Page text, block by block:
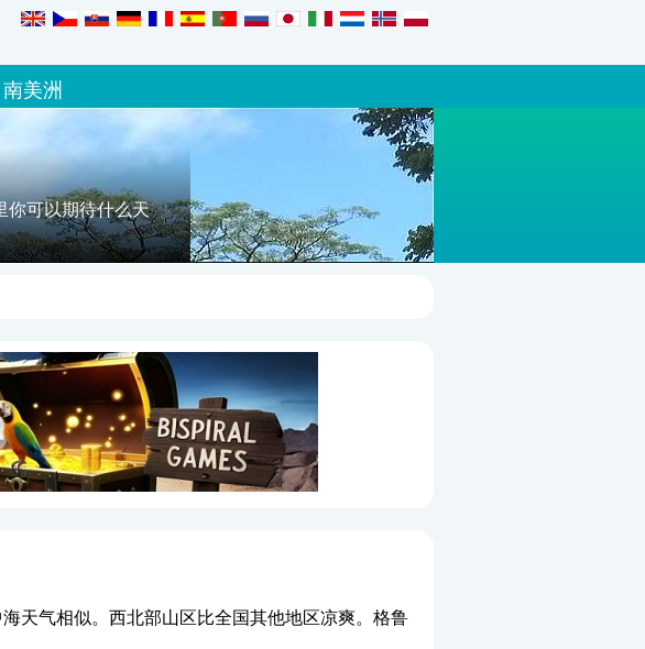
南美洲
你可以期待什么天
天气相似。西北部山区比全国其他地区凉爽。格鲁